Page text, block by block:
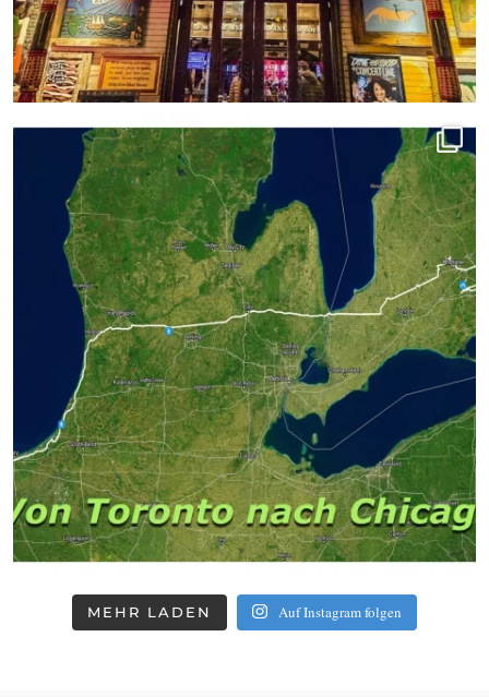
MEHR LADEN Auf Instagram folgen